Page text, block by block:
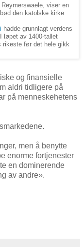
viser en
den katolske kirke
hadde grunnlagt verdens
løpet av 1400-tallet
rikeste før det hele gikk
og finansielle
aldri tidligere på
på menneskehetens
men å benytte
enorme fortjenester
en dominerende
av andre».